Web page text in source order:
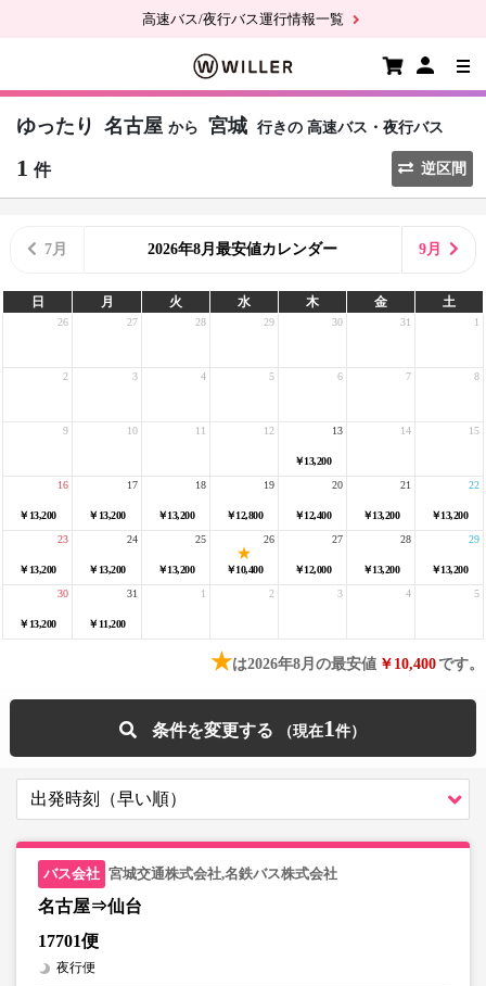
高速バス/夜行バス運行情報一覧
ゆったり 名古屋 から 宮城 行きの 高速バス・夜行バス
1 件 逆区間
7月 2026年8月最安値カレンダー 9月
日 月 火 水 木 金 土
26 27 28 29 30 31 1
2 3 4 5 6 7 8
9 10 11 12
￥13,200
13 14 15
￥13,200
16
￥13,200
17
￥13,200
18
￥12,800
19
￥12,400
20
￥13,200
21
￥13,200
22
￥13,200
23
￥13,200
24
￥13,200
25
￥10,400
26
￥12,000
27
￥13,200
28
￥13,200
29
￥13,200
30
￥11,200
31 1 2 3 4 5
★は2026年8月の最安値 ￥10,400です。
条件を変更する 1
宮城交通株式会社,名鉄バス株式会社
名古屋⇒仙台
17701便
夜行便